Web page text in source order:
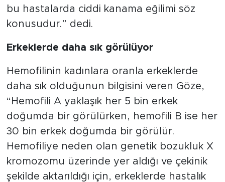
bu hastalarda ciddi kanama eğilimi söz
konusudur.” dedi.
Erkeklerde daha sık görülüyor
Hemofilinin kadınlara oranla erkeklerde
daha sık olduğunun bilgisini veren Göze,
“Hemofili A yaklaşık her 5 bin erkek
doğumda bir görülürken, hemofili B ise her
30 bin erkek doğumda bir görülür.
Hemofiliye neden olan genetik bozukluk X
kromozomu üzerinde yer aldığı ve çekinik
şekilde aktarıldığı için, erkeklerde hastalık